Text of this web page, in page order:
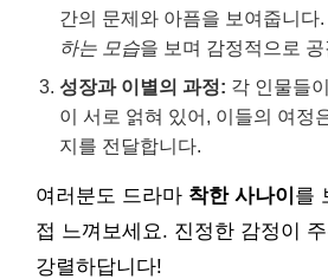
간의 문제와 아픔을 보여줍니다.
하는 모습을 보며 감정적으로
성장과 이별의 과정: 각 인물들
이 서로 얽혀 있어, 이들의 여정
지를 전달합니다.
여러분도 드라마 착한 사나이 를
접 느껴보세요. 진정한 감정이
강렬하답니다!